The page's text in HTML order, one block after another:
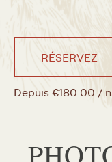
RÉSERVEZ
Depuis €180.00 /